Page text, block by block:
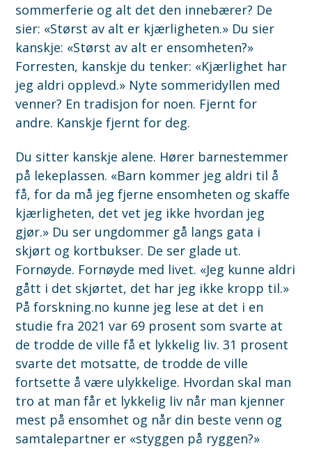
sommerferie og alt det den innebærer? De
sier: «Størst av alt er kjærligheten.» Du sier
kanskje: «Størst av alt er ensomheten?»
Forresten, kanskje du tenker: «Kjærlighet har
jeg aldri opplevd.» Nyte sommeridyllen med
venner? En tradisjon for noen. Fjernt for
andre. Kanskje fjernt for deg.
Du sitter kanskje alene. Hører barnestemmer
på lekeplassen. «Barn kommer jeg aldri til å
få, for da må jeg fjerne ensomheten og skaffe
kjærligheten, det vet jeg ikke hvordan jeg
gjør.» Du ser ungdommer gå langs gata i
skjørt og kortbukser. De ser glade ut.
Fornøyde. Fornøyde med livet. «Jeg kunne aldri
gått i det skjørtet, det har jeg ikke kropp til.»
På forskning.no kunne jeg lese at det i en
studie fra 2021 var 69 prosent som svarte at
de trodde de ville få et lykkelig liv. 31 prosent
svarte det motsatte, de trodde de ville
fortsette å være ulykkelige. Hvordan skal man
tro at man får et lykkelig liv når man kjenner
mest på ensomhet og når din beste venn og
samtalepartner er «styggen på ryggen?»